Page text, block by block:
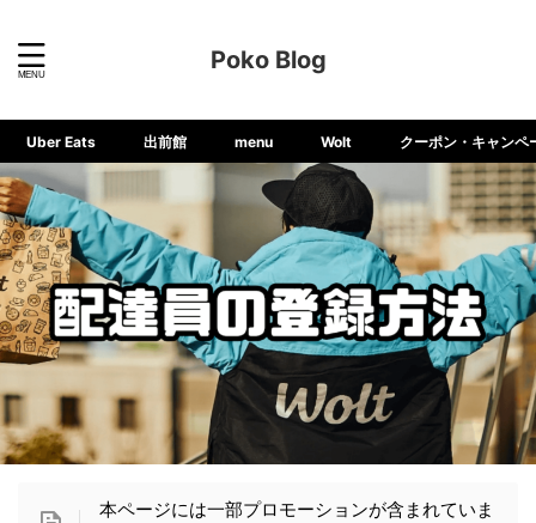
Poko Blog
Uber Eats 出前館 menu Wolt クーポン・キャンペ
本ページには一部プロモーションが含まれていま